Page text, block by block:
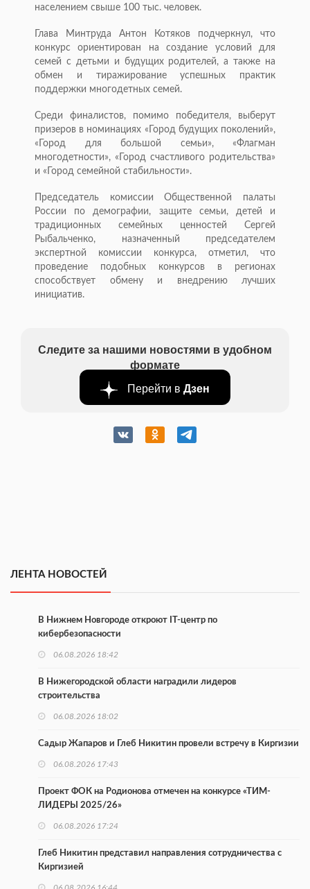
населением свыше 100 тыс. человек.
Глава Минтруда Антон Котяков подчеркнул, что
конкурс ориентирован на создание условий для
семей с детьми и будущих родителей, а также на
обмен и тиражирование успешных практик
поддержки многодетных семей.
Среди финалистов, помимо победителя, выберут
призеров в номинациях «Город будущих поколений»,
«Город для большой семьи», «Флагман
многодетности», «Город счастливого родительства»
и «Город семейной стабильности».
Председатель комиссии Общественной палаты
России по демографии, защите семьи, детей и
традиционных семейных ценностей Сергей
Рыбальченко, назначенный председателем
экспертной комиссии конкурса, отметил, что
проведение подобных конкурсов в регионах
способствует обмену и внедрению лучших
инициатив.
Следите за нашими новостями в удобном
формате
Перейти в Дзен
ЛЕНТА НОВОСТЕЙ
В Нижнем Новгороде откроют IT-центр по
кибербезопасности
06.08.2026 18:42
В Нижегородской области наградили лидеров
строительства
06.08.2026 18:02
Садыр Жапаров и Глеб Никитин провели встречу в Киргизии
06.08.2026 17:43
Проект ФОК на Родионова отмечен на конкурсе «ТИМ-
ЛИДЕРЫ 2025/26»
06.08.2026 17:24
Глеб Никитин представил направления сотрудничества с
Киргизией